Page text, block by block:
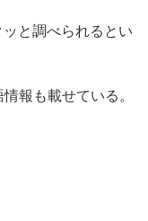
と調べられるとい
報も載せている。